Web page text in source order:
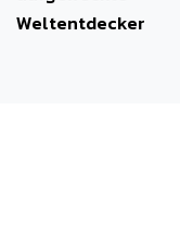
Weltentdecker